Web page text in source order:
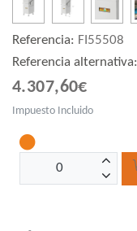
Referencia: FI55508
Referencia alternativa:
4.307,60€
Impuesto Incluido